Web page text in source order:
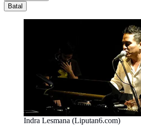
Batal
Indra Lesmana (Liputan6.com)